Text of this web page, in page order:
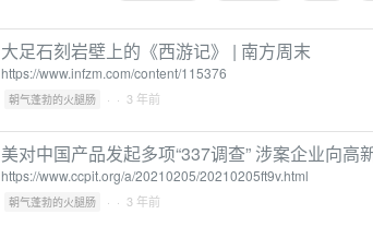
大足石刻岩壁上的《西游记》 | 南方周末
https://www.infzm.com/content/115376
朝气蓬勃的火腿肠 · · 3 年前
美对中国产品发起多项“337调查” 涉案企业向高
https://www.ccpit.org/a/20210205/20210205ft9v.html
朝气蓬勃的火腿肠 · · 3 年前